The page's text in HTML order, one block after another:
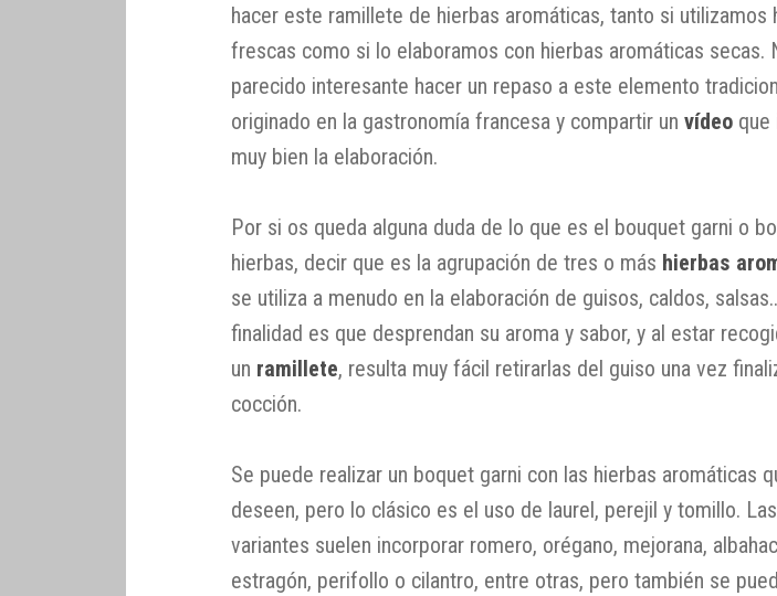
hacer este ramillete de hierbas aromáticas, tanto si utilizamos
frescas como si lo elaboramos con hierbas aromáticas secas.
parecido interesante hacer un repaso a este elemento
originado en la gastronomía francesa y compartir unvídeo que
muy bien la elaboración.
Por si os queda alguna duda de lo que es el bouquet garni o
hierbas, decir que es la agrupación de tres o más hierbas
se utiliza a menudo en la elaboración de guisos, caldos,
finalidad es que desprendan su aroma y sabor, y al estar
un ramillete, resulta muy fácil retirarlas del guiso una vez
cocción.
Se puede realizar un boquet garni con las hierbas aromáticas
deseen, pero lo clásico es el uso de laurel, perejil y tomillo. Las
variantes suelen incorporar romero, orégano, mejorana,
estragón, perifollo o cilantro, entre otras, pero también se